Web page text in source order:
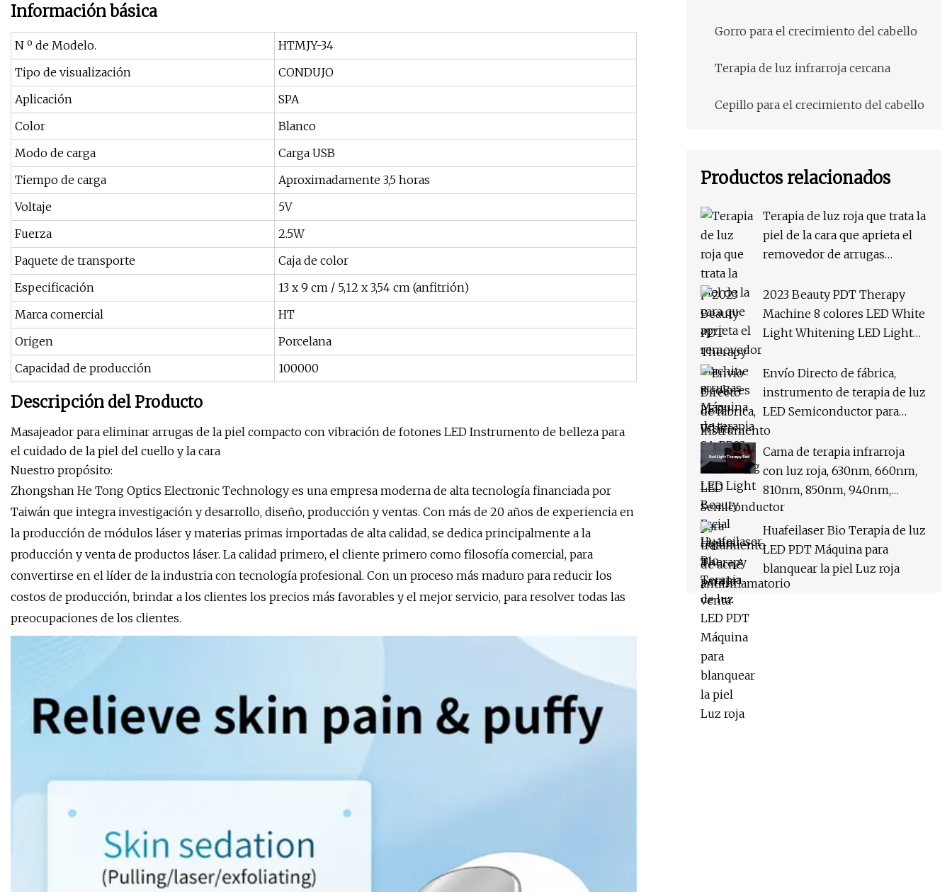
Información básica
N º de Modelo.
HTMJY-34
Tipo de visualización
CONDUJO
Aplicación
SPA
Color
Blanco
Modo de carga
Carga USB
Tiempo de carga
Aproximadamente 3,5 horas
Voltaje
5V
Fuerza
2.5W
Paquete de transporte
Caja de color
Especificación
13 x 9 cm / 5,12 x 3,54 cm (anfitrión)
Marca comercial
HT
Origen
Porcelana
Capacidad de producción
100000
Descripción del Producto
Masajeador para eliminar arrugas de la piel compacto con vibración de fotones LED Instrumento de belleza para
el cuidado de la piel del cuello y la cara
Nuestro propósito:
Zhongshan He Tong Optics Electronic Technology es una empresa moderna de alta tecnología financiada por
Taiwán que integra investigación y desarrollo, diseño, producción y ventas. Con más de 20 años de experiencia en
la producción de módulos láser y materias primas importadas de alta calidad, se dedica principalmente a la
producción y venta de productos láser. La calidad primero, el cliente primero como filosofía comercial, para
convertirse en el líder de la industria con tecnología profesional. Con un proceso más maduro para reducir los
costos de producción, brindar a los clientes los precios más favorables y el mejor servicio, para resolver todas las
preocupaciones de los clientes.
Gorro para el crecimiento del cabello
Terapia de luz infrarroja cercana
Cepillo para el crecimiento del cabello
Productos relacionados
Terapia de luz roja que trata la
piel de la cara que aprieta el
removedor de arrugas
2023 Beauty PDT Therapy
Machine 8 colores LED White
Light Whitening LED Light
para la venta
Envío Directo de fábrica,
instrumento de terapia de luz
LED Semiconductor para
tratamiento de acné
antiinflamatorio
Cama de terapia infrarroja
con luz roja, 630nm, 660nm,
810nm, 850nm, 940nm,
cápsula de terapia de luz LED
profesional, terapia de
fotones, cápsula de bienestar
Huafeilaser Bio Terapia de luz
LED PDT Máquina para
blanquear la piel Luz roja